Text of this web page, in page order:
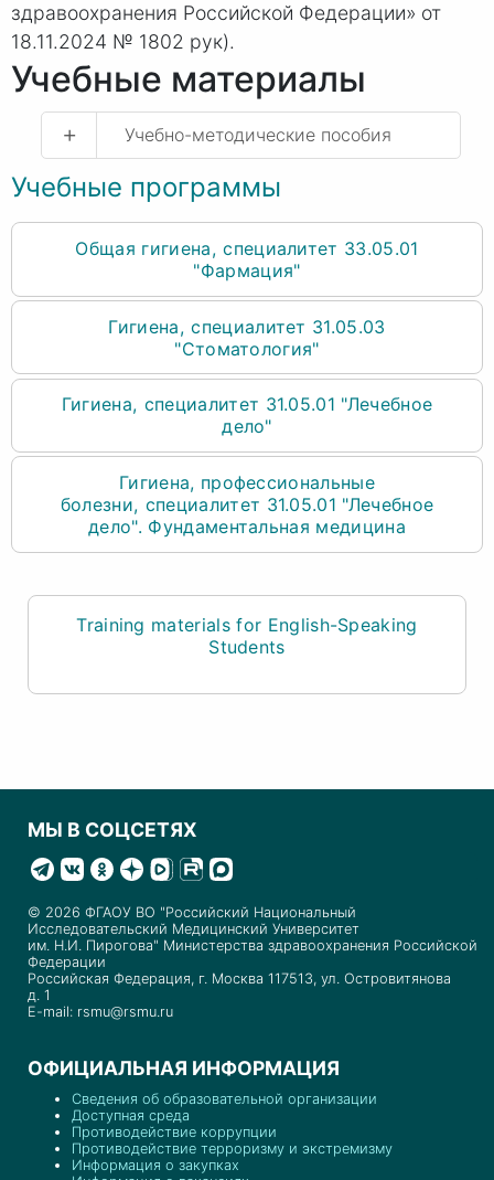
здравоохранения Российской Федерации» от
18.11.2024 № 1802 рук).
Учебные материалы
+ Учебно-методические пособия
Учебные программы
Общая гигиена
специалитет 33.05.01
"Фармация"
Гигиена
специалитет 31.05.03
"Стоматология"
Гигиена специалитет 31.05.01 "Лечебное
дело"
Гигиена, профессиональные
болезни специалитет 31.05.01 "Лечебное
дело". Фундаментальная медицина
Training materials for English-Speaking
Students
МЫ В СОЦСЕТЯХ
© 2026 ФГАОУ ВО "Российский Национальный
Исследовательский Медицинский Университет
им. Н.И. Пирогова" Министерства здравоохранения Российской
Федерации
Российская Федерация, г. Москва 117513, ул. Островитянова
д. 1
E-mail: rsmu@rsmu.ru
ОФИЦИАЛЬНАЯ ИНФОРМАЦИЯ
Сведения об образовательной организации
Доступная среда
Противодействие коррупции
Противодействие терроризму и экстремизму
Информация о закупках